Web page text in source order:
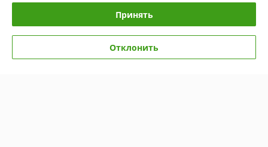
Политика обработки cookies
Принять
Отклонить